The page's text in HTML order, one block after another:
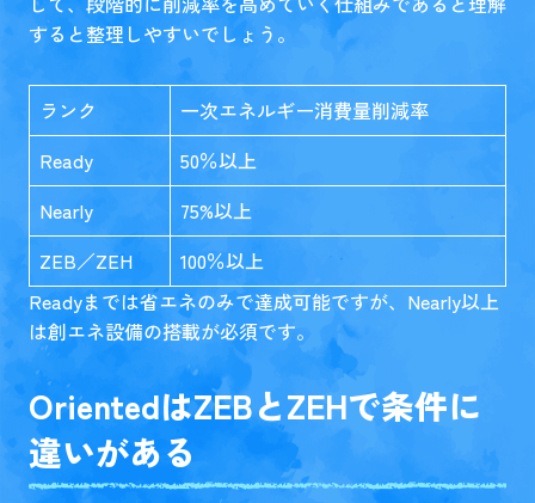
すると整理しやすいでしょう。
ランク
一次エネルギー消費量削減率
Ready
50％以上
Nearly
75%以上
ZEB／ZEH
100％以上
Readyまでは省エネのみで達成可能ですが、Nearly以上
は創エネ設備の搭載が必須です。
OrientedはZEBとZEHで条件に
違いがある